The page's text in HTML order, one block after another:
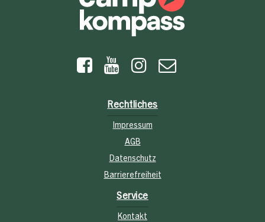
Rechtliches
Impressum
AGB
Datenschutz
Barrierefreiheit
Service
Kontakt